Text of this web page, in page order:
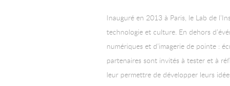
Inauguré en 2013 à Paris, le Lab de
technologie et culture. En dehors
numériques et d’imagerie de pointe :
partenaires sont invités à tester et à
leur permettre de développer leurs